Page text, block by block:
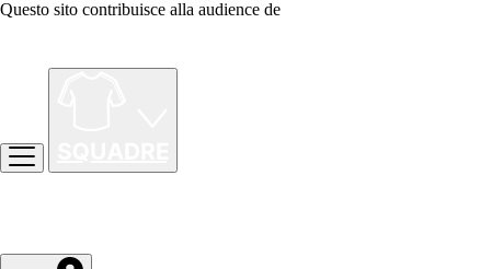
Questo sito contribuisce alla audience de